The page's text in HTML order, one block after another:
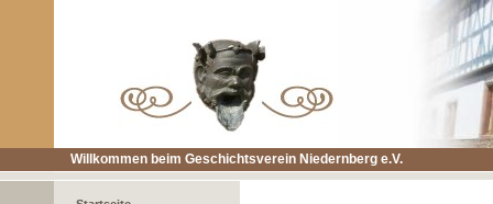
Willkommen beim Geschichtsverein Niedernberg e.V.